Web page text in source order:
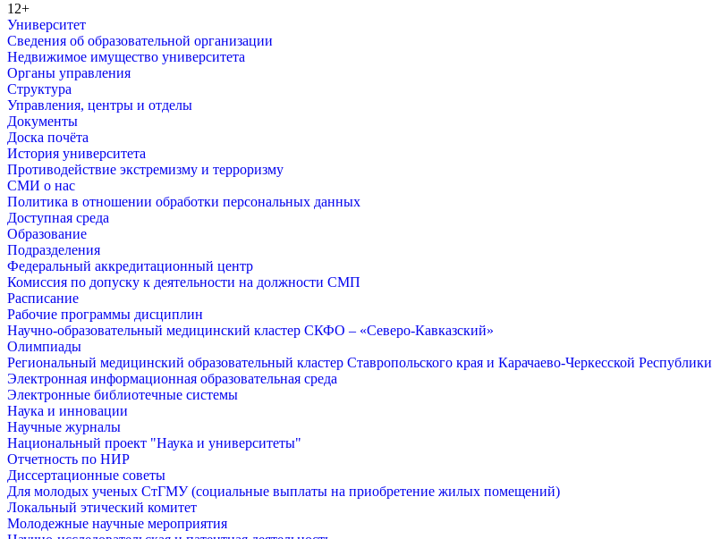
12+
Университет
Сведения об образовательной организации
Недвижимое имущество университета
Органы управления
Структура
Управления, центры и отделы
Документы
Доска почёта
История университета
Противодействие экстремизму и терроризму
СМИ о нас
Политика в отношении обработки персональных данных
Доступная среда
Образование
Подразделения
Федеральный аккредитационный центр
Комиссия по допуску к деятельности на должности СМП
Расписание
Рабочие программы дисциплин
Научно-образовательный медицинский кластер СКФО – «Северо-Кавказский»
Олимпиады
Региональный медицинский образовательный кластер Ставропольского края и Карачаево-Черкесской Республики
Электронная информационная образовательная среда
Электронные библиотечные системы
Наука и инновации
Научные журналы
Национальный проект "Наука и университеты"
Отчетность по НИР
Диссертационные советы
Для молодых ученых СтГМУ (социальные выплаты на приобретение жилых помещений)
Локальный этический комитет
Молодежные научные мероприятия